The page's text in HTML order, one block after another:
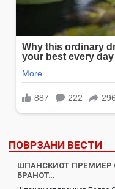
ПОВРЗАНИ ВЕСТИ
ШПАНСКИОТ ПРЕМИЕР
БРАНОТ…